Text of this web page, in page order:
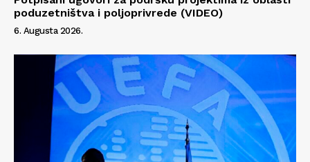
Info
poduzetništva i poljoprivrede (VIDEO)
6. Augusta 2026.